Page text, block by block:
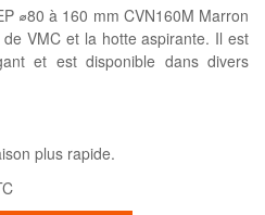
⌀80 à 160 mm CVN160M Marron
VMC et la hotte aspirante. Il est
et est disponible dans divers
plus rapide.